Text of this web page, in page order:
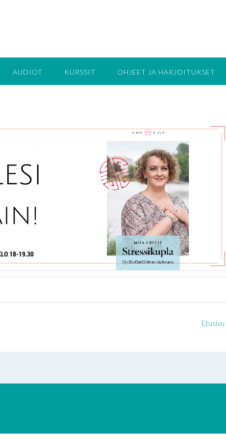
AUDIOT KURSSIT OHJEET JA HARJOITUKSET
Etusivu